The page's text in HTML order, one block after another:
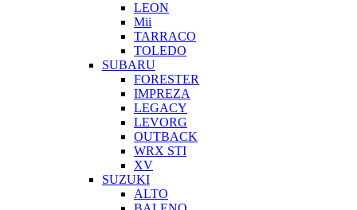
LEON
Mii
TARRACO
TOLEDO
SUBARU
FORESTER
IMPREZA
LEGACY
LEVORG
OUTBACK
WRX STI
XV
SUZUKI
ALTO